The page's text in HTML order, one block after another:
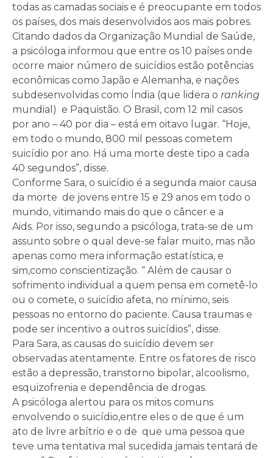
todas as camadas sociais e é preocupante em todos
os países, dos mais desenvolvidos aos mais pobres.
Citando dados da Organização Mundial de Saúde,
a psicóloga informou que entre os 10 países onde
ocorre maior número de suicídios estão potências
econômicas como Japão e Alemanha, e nações
subdesenvolvidas como Índia (que lidera o ranking
mundial) e Paquistão. O Brasil, com 12 mil casos
por ano – 40 por dia – está em oitavo lugar. “Hoje,
em todo o mundo, 800 mil pessoas cometem
suicídio por ano. Há uma morte deste tipo a cada
40 segundos”, disse.
Conforme Sara, o suicídio é a segunda maior causa
da morte de jovens entre 15 e 29 anos em todo o
mundo, vitimando mais do que o câncer e a
Aids. Por isso, segundo a psicóloga, trata-se de um
assunto sobre o qual deve-se falar muito, mas não
apenas como mera informação estatística, e
sim,como conscientização. “ Além de causar o
sofrimento individual a quem pensa em cometê-lo
ou o comete, o suicídio afeta, no mínimo, seis
pessoas no entorno do paciente. Causa traumas e
pode ser incentivo a outros suicídios”, disse.
Para Sara, as causas do suicídio devem ser
observadas atentamente. Entre os fatores de risco
estão a depressão, transtorno bipolar, alcoolismo,
esquizofrenia e dependência de drogas.
A psicóloga alertou para os mitos comuns
envolvendo o suicídio,entre eles o de que é um
ato de livre arbítrio e o de que uma pessoa que
teve uma tentativa mal sucedida jamais tentará de